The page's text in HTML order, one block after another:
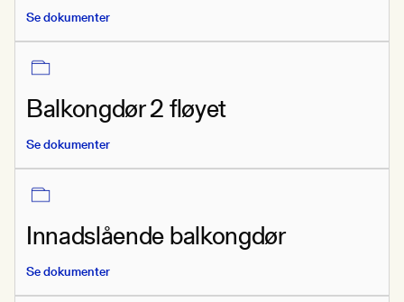
Se dokumenter
Balkongdør 2 fløyet
Se dokumenter
Innadslående balkongdør
Se dokumenter